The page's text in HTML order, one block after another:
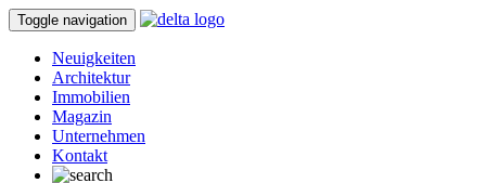
Toggle navigation
Neuigkeiten
Architektur
Immobilien
Magazin
Unternehmen
Kontakt